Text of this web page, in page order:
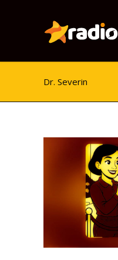
Dr. Severin